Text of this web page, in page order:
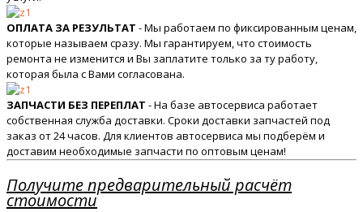
ОПЛАТА ЗА РЕЗУЛЬТАТ - Мы работаем по фиксированным ценам,
которые называем сразу. Мы гарантируем, что стоимость
ремонта не изменится и Вы заплатите только за ту работу,
которая была с Вами согласована.
ЗАПЧАСТИ БЕЗ ПЕРЕПЛАТ - На базе автосервиса работает
собственная служба доставки. Сроки доставки запчастей под
заказ от 24 часов. Для клиентов автосервиса мы подберём и
доставим необходимые запчасти по оптовым ценам!
Получите предварительный расчёт
стоимости